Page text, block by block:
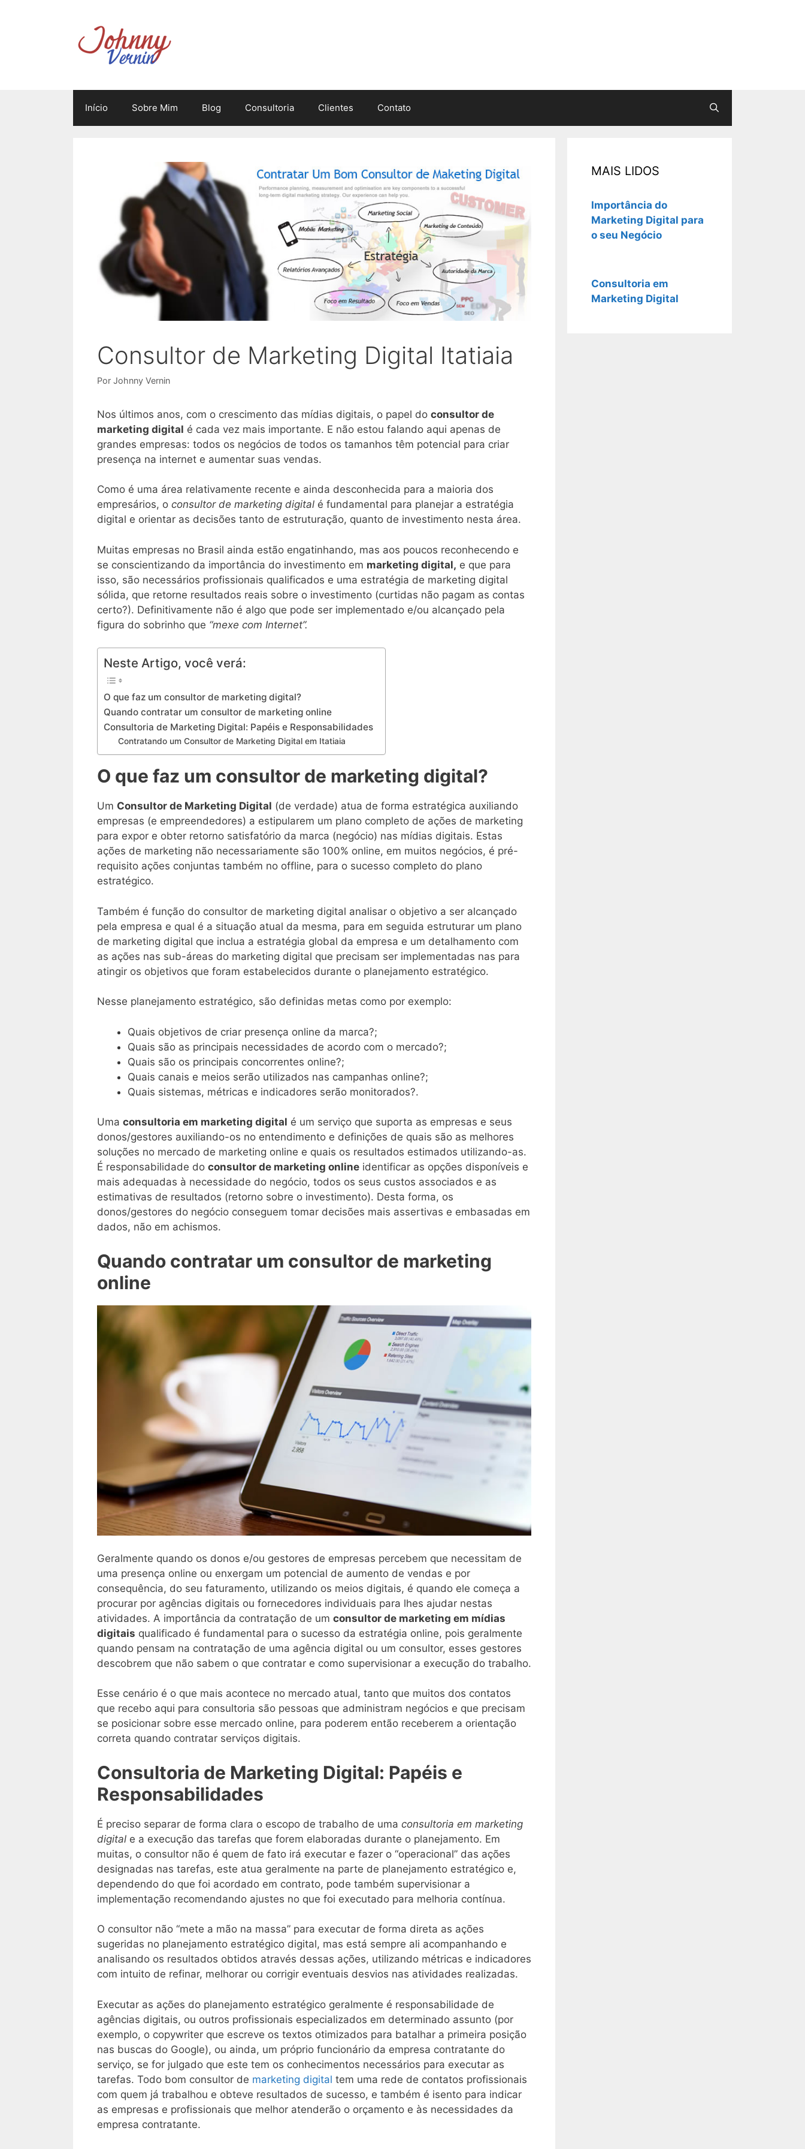
Início Sobre Mim Blog Consultoria Clientes Contato
Consultor de Marketing Digital Itatiaia
Por Johnny Vernin
Nos últimos anos, com o crescimento das mídias digitais, o papel do consultor de
marketing digital é cada vez mais importante. E não estou falando aqui apenas de
grandes empresas: todos os negócios de todos os tamanhos têm potencial para criar
presença na internet e aumentar suas vendas.
Como é uma área relativamente recente e ainda desconhecida para a maioria dos
empresários, o consultor de marketing digital é fundamental para planejar a estratégia
digital e orientar as decisões tanto de estruturação, quanto de investimento nesta área.
Muitas empresas no Brasil ainda estão engatinhando, mas aos poucos reconhecendo e
se conscientizando da importância do investimento em marketing digital, e que para
isso, são necessários profissionais qualificados e uma estratégia de marketing digital
sólida, que retorne resultados reais sobre o investimento (curtidas não pagam as contas
certo?). Definitivamente não é algo que pode ser implementado e/ou alcançado pela
figura do sobrinho que “mexe com Internet”.
Neste Artigo, você verá:
O que faz um consultor de marketing digital?
Quando contratar um consultor de marketing online
Consultoria de Marketing Digital: Papéis e Responsabilidades
Contratando um Consultor de Marketing Digital em Itatiaia
O que faz um consultor de marketing digital?
Um Consultor de Marketing Digital (de verdade) atua de forma estratégica auxiliando
empresas (e empreendedores) a estipularem um plano completo de ações de marketing
para expor e obter retorno satisfatório da marca (negócio) nas mídias digitais. Estas
ações de marketing não necessariamente são 100% online, em muitos negócios, é pré-
requisito ações conjuntas também no offline, para o sucesso completo do plano
estratégico.
Também é função do consultor de marketing digital analisar o objetivo a ser alcançado
pela empresa e qual é a situação atual da mesma, para em seguida estruturar um plano
de marketing digital que inclua a estratégia global da empresa e um detalhamento com
as ações nas sub-áreas do marketing digital que precisam ser implementadas nas para
atingir os objetivos que foram estabelecidos durante o planejamento estratégico.
Nesse planejamento estratégico, são definidas metas como por exemplo:
Quais objetivos de criar presença online da marca?;
Quais são as principais necessidades de acordo com o mercado?;
Quais são os principais concorrentes online?;
Quais canais e meios serão utilizados nas campanhas online?;
Quais sistemas, métricas e indicadores serão monitorados?.
Uma consultoria em marketing digital é um serviço que suporta as empresas e seus
donos/gestores auxiliando-os no entendimento e definições de quais são as melhores
soluções no mercado de marketing online e quais os resultados estimados utilizando-as.
É responsabilidade do consultor de marketing online identificar as opções disponíveis e
mais adequadas à necessidade do negócio, todos os seus custos associados e as
estimativas de resultados (retorno sobre o investimento). Desta forma, os
donos/gestores do negócio conseguem tomar decisões mais assertivas e embasadas em
dados, não em achismos.
Quando contratar um consultor de marketing
online
Geralmente quando os donos e/ou gestores de empresas percebem que necessitam de
uma presença online ou enxergam um potencial de aumento de vendas e por
consequência, do seu faturamento, utilizando os meios digitais, é quando ele começa a
procurar por agências digitais ou fornecedores individuais para lhes ajudar nestas
atividades. A importância da contratação de um consultor de marketing em mídias
digitais qualificado é fundamental para o sucesso da estratégia online, pois geralmente
quando pensam na contratação de uma agência digital ou um consultor, esses gestores
descobrem que não sabem o que contratar e como supervisionar a execução do trabalho.
Esse cenário é o que mais acontece no mercado atual, tanto que muitos dos contatos
que recebo aqui para consultoria são pessoas que administram negócios e que precisam
se posicionar sobre esse mercado online, para poderem então receberem a orientação
correta quando contratar serviços digitais.
Consultoria de Marketing Digital: Papéis e
Responsabilidades
É preciso separar de forma clara o escopo de trabalho de uma consultoria em marketing
digital e a execução das tarefas que forem elaboradas durante o planejamento. Em
muitas, o consultor não é quem de fato irá executar e fazer o “operacional” das ações
designadas nas tarefas, este atua geralmente na parte de planejamento estratégico e,
dependendo do que foi acordado em contrato, pode também supervisionar a
implementação recomendando ajustes no que foi executado para melhoria contínua.
O consultor não “mete a mão na massa” para executar de forma direta as ações
sugeridas no planejamento estratégico digital, mas está sempre ali acompanhando e
analisando os resultados obtidos através dessas ações, utilizando métricas e indicadores
com intuito de refinar, melhorar ou corrigir eventuais desvios nas atividades realizadas.
Executar as ações do planejamento estratégico geralmente é responsabilidade de
agências digitais, ou outros profissionais especializados em determinado assunto (por
exemplo, o copywriter que escreve os textos otimizados para batalhar a primeira posição
nas buscas do Google), ou ainda, um próprio funcionário da empresa contratante do
serviço, se for julgado que este tem os conhecimentos necessários para executar as
tarefas. Todo bom consultor de marketing digital tem uma rede de contatos profissionais
com quem já trabalhou e obteve resultados de sucesso, e também é isento para indicar
as empresas e profissionais que melhor atenderão o orçamento e às necessidades da
empresa contratante.
MAIS LIDOS
Importância do
Marketing Digital para
o seu Negócio
Consultoria em
Marketing Digital